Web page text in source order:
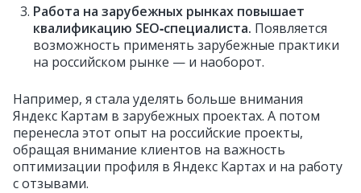
Работа на зарубежных рынках повышает
квалификацию SEO‑специалиста. Появляется
возможность применять зарубежные практики
на российском рынке — и наоборот.
Например, я стала уделять больше внимания
Яндекс Картам в зарубежных проектах. А потом
перенесла этот опыт на российские проекты,
обращая внимание клиентов на важность
оптимизации профиля в Яндекс Картах и на работу
с отзывами.